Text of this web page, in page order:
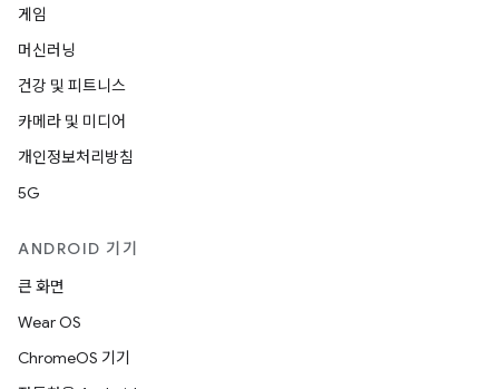
게임
머신러닝
건강 및 피트니스
카메라 및 미디어
개인정보처리방침
5G
ANDROID 기기
큰 화면
Wear OS
ChromeOS 기기